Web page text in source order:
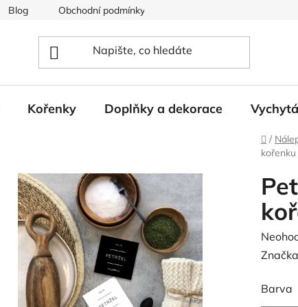
Blog Obchodní podmínky
Kořenky Doplňky a dekorace
Domů
/
kořenku
je
Barva